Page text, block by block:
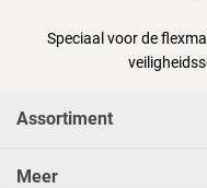
Speciaal voor de
Assortiment
Meer